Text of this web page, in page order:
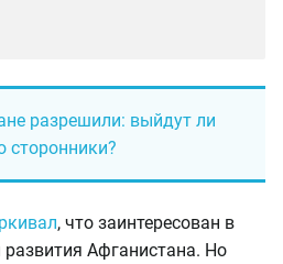
разрешили: выйдут ли
сторонники?
, что заинтересован в
Афганистана. Но